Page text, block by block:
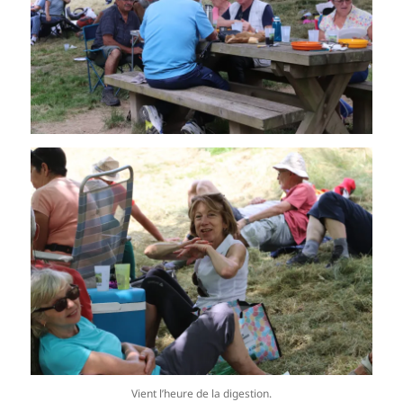
Vient l’heure de la digestion.